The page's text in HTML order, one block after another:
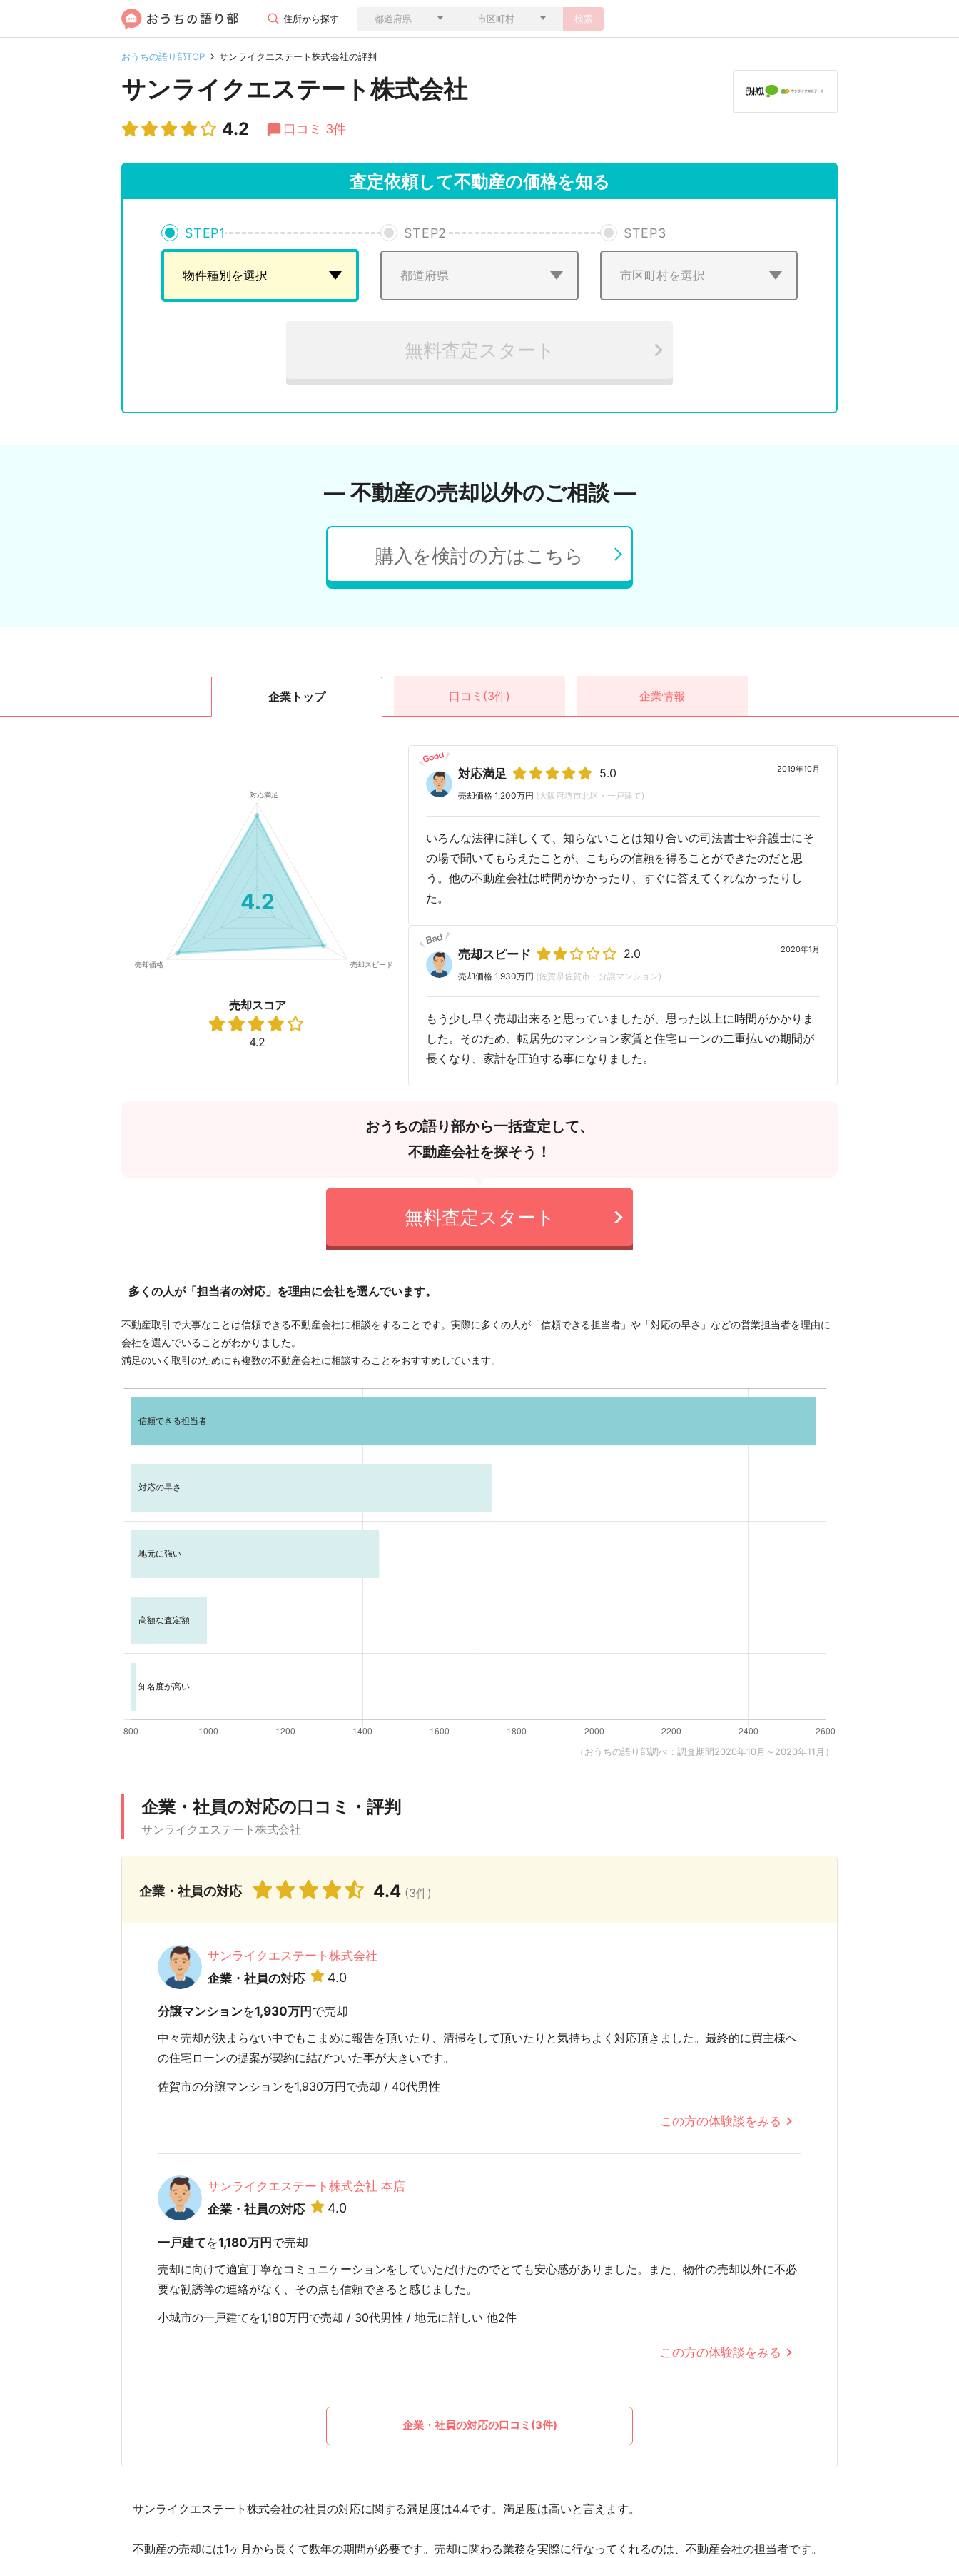
住所から探す 検索
おうちの語り部TOP サンライクエステート株式会社の評判
サンライクエステート株式会社
4.2 口コミ 3件
査定依頼して不動産の価格を知る
STEP1 STEP2 STEP3
無料査定スタート
― 不動産の売却以外のご相談 ―
購入を検討の方はこちら
企業 トップ 口コミ (3件) 企業情報
4.2
売却スコア
4.2
2019年10月
対応満足 5.0
売却価格 1,200万円 (大阪府堺市北区・一戸建て)
いろんな法律に詳しくて、知らないことは知り合いの司法書士や弁護士にそ
の場で聞いてもらえたことが、こちらの信頼を得ることができたのだと思
う。他の不動産会社は時間がかかったり、すぐに答えてくれなかったりし
た。
2020年1月
売却スピード 2.0
売却価格 1,930万円 (佐賀県佐賀市・分譲マンション)
もう少し早く売却出来ると思っていましたが、思った以上に時間がかかりま
した。そのため、転居先のマンション家賃と住宅ローンの二重払いの期間が
長くなり、家計を圧迫する事になりました。
おうちの語り部から一括査定して、
不動産会社を探そう！
無料査定スタート
多くの人が「担当者の対応」を理由に会社を選んでいます。
不動産取引で大事なことは信頼できる不動産会社に相談をすることです。実際に多くの人が「信頼できる担当者」や「対応の早さ」などの営業担当者を理由に
会社を選んでいることがわかりました。
満足のいく取引のためにも複数の不動産会社に相談することをおすすめしています。
（おうちの語り部調べ：調査期間2020年10月～2020年11月）
企業・社員の対応の口コミ・評判
サンライクエステート株式会社
企業・社員の対応 4.4 (3件)
サンライクエステート株式会社
企業・社員の対応
4.0
分譲マンションを1,930万円 で売却
中々売却が決まらない中でもこまめに報告を頂いたり、清掃をして頂いたりと気持ちよく対応頂きました。最終的に買主様へ
の住宅ローンの提案が契約に結びついた事が大きいです。
佐賀市の分譲マンションを1,930万円で売却 / 40代男性
この方の体験談をみる
サンライクエステート株式会社 本店
企業・社員の対応
4.0
一戸建てを1,180万円で売却
売却に向けて適宜丁寧なコミュニケーションをしていただけたのでとても安心感がありました。また、物件の売却以外に不必
要な勧誘等の連絡がなく、その点も信頼できると感じました。
小城市の一戸建てを1,180万円で売却 / 30代男性 / 地元に詳しい 他2件
この方の体験談をみる
企業・社員の対応の口コミ(3件)
サンライクエステート株式会社の社員の対応に関する満足度は4.4です。満足度は高いと言えます。
不動産の売却には1ヶ月から長くて数年の期間が必要です。売却に関わる業務を実際に行なってくれるのは、不動産会社の担当者です。